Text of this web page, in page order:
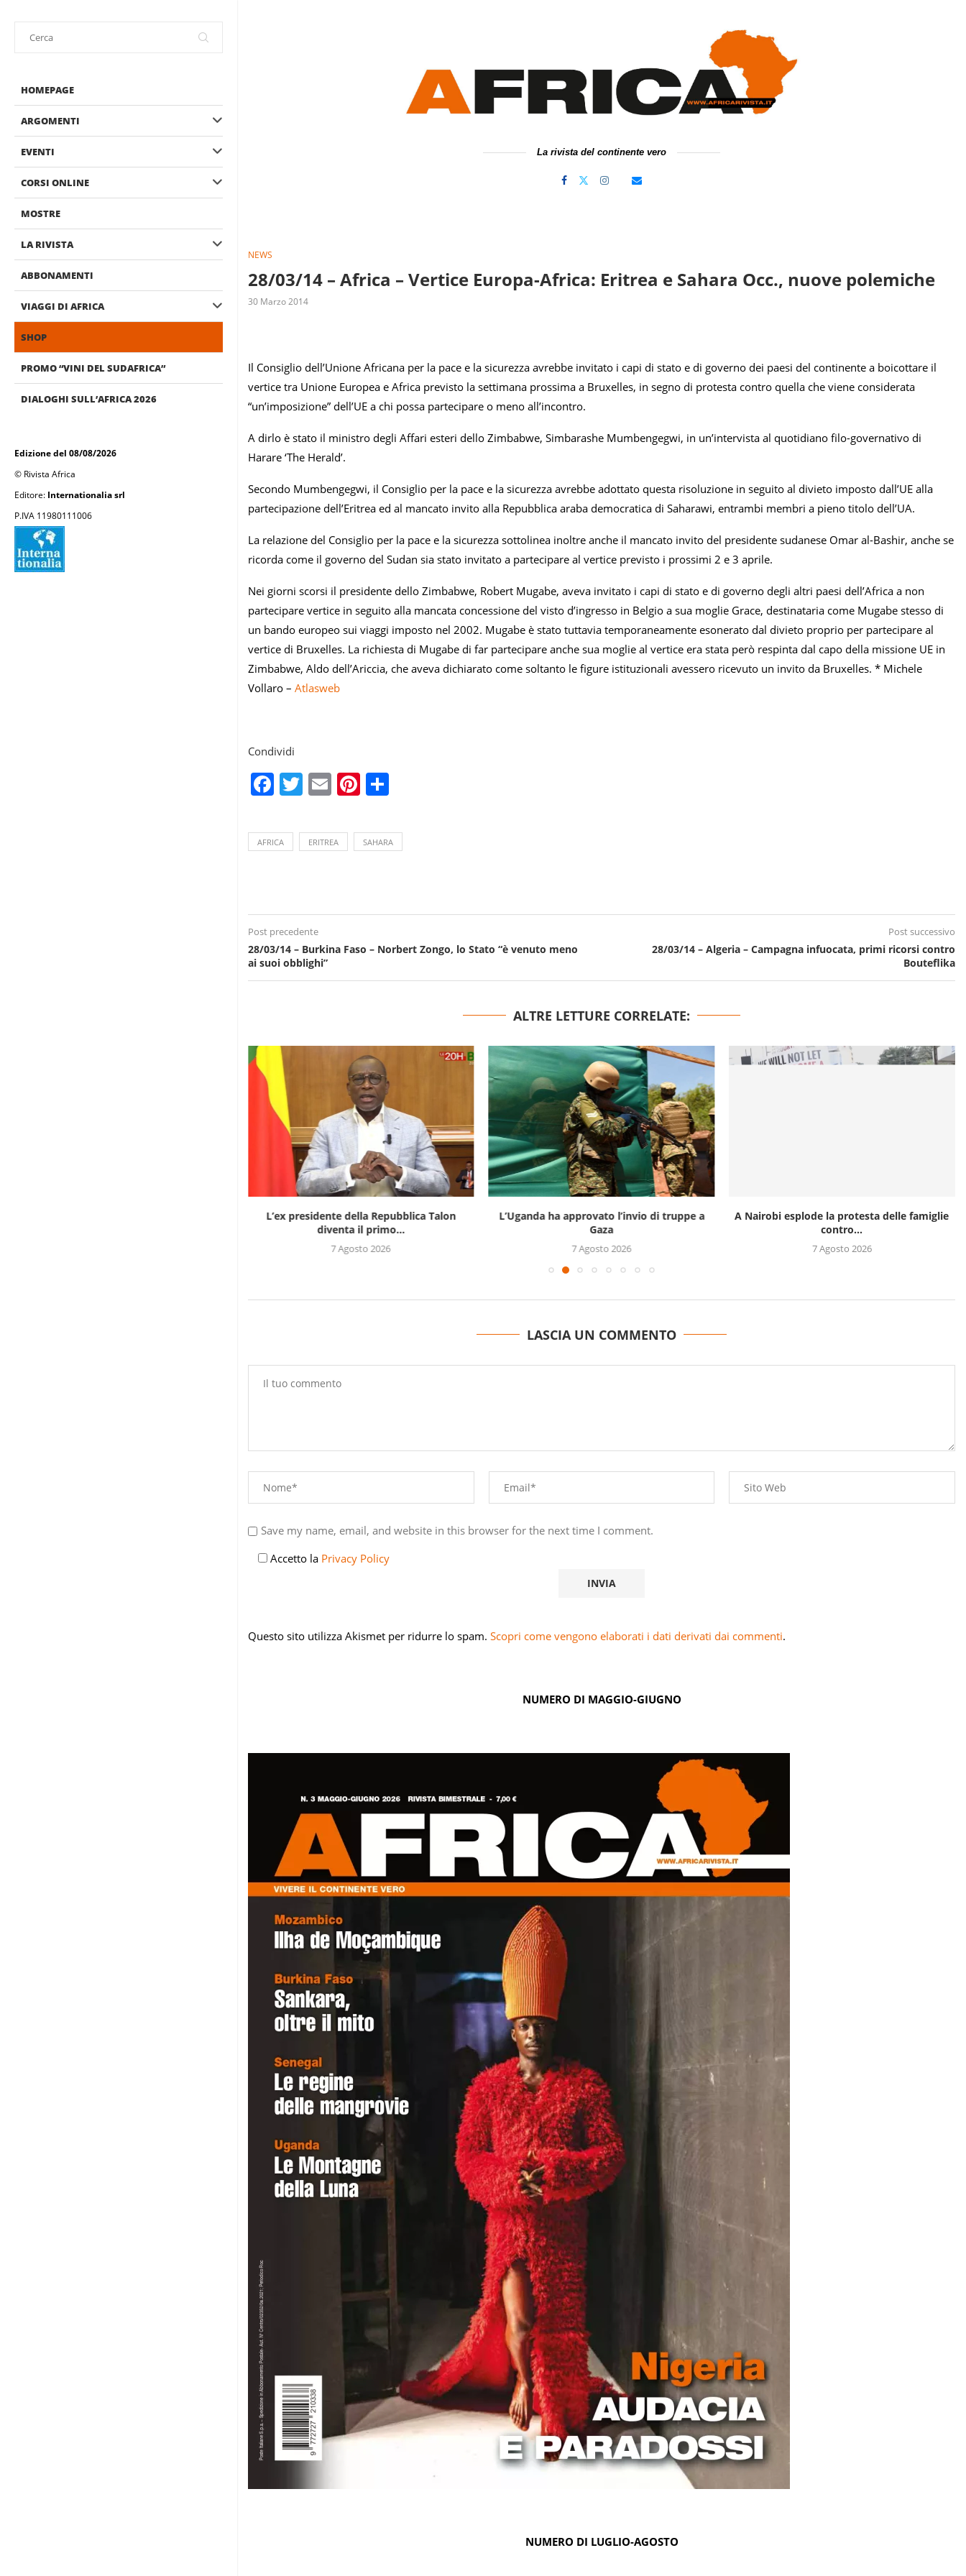
HOMEPAGE
ARGOMENTI
EVENTI
CORSI ONLINE
MOSTRE
LA RIVISTA
ABBONAMENTI
VIAGGI DI AFRICA
SHOP
PROMO “VINI DEL SUDAFRICA”
DIALOGHI SULL’AFRICA 2026
Edizione del 08/08/2026
© Rivista Africa
Editore: Internationalia srl
P.IVA 11980111006
La rivista del continente vero
NEWS
28/03/14 – Africa – Vertice Europa-Africa: Eritrea e Sahara Occ., nuove polemiche
30 Marzo 2014
Il Consiglio dell’Unione Africana per la pace e la sicurezza avrebbe invitato i capi di stato e di governo dei paesi del continente a boicottare il
vertice tra Unione Europea e Africa previsto la settimana prossima a Bruxelles, in segno di protesta contro quella che viene considerata
“un’imposizione” dell’UE a chi possa partecipare o meno all’incontro.
A dirlo è stato il ministro degli Affari esteri dello Zimbabwe, Simbarashe Mumbengegwi, in un’intervista al quotidiano filo-governativo di
Harare ‘The Herald’.
Secondo Mumbengegwi, il Consiglio per la pace e la sicurezza avrebbe adottato questa risoluzione in seguito al divieto imposto dall’UE alla
partecipazione dell’Eritrea ed al mancato invito alla Repubblica araba democratica di Saharawi, entrambi membri a pieno titolo dell’UA.
La relazione del Consiglio per la pace e la sicurezza sottolinea inoltre anche il mancato invito del presidente sudanese Omar al-Bashir, anche se
ricorda come il governo del Sudan sia stato invitato a partecipare al vertice previsto i prossimi 2 e 3 aprile.
Nei giorni scorsi il presidente dello Zimbabwe, Robert Mugabe, aveva invitato i capi di stato e di governo degli altri paesi dell’Africa a non
partecipare vertice in seguito alla mancata concessione del visto d’ingresso in Belgio a sua moglie Grace, destinataria come Mugabe stesso di
un bando europeo sui viaggi imposto nel 2002. Mugabe è stato tuttavia temporaneamente esonerato dal divieto proprio per partecipare al
vertice di Bruxelles. La richiesta di Mugabe di far partecipare anche sua moglie al vertice era stata però respinta dal capo della missione UE in
Zimbabwe, Aldo dell’Ariccia, che aveva dichiarato come soltanto le figure istituzionali avessero ricevuto un invito da Bruxelles. * Michele
Vollaro – Atlasweb
Condividi
Facebook
Twitter
EmailPinterest
AFRICA ERITREA SAHARA
Post precedente
28/03/14 – Burkina Faso – Norbert Zongo, lo Stato “è venuto meno
ai suoi obblighi”
Post successivo
28/03/14 – Algeria – Campagna infuocata, primi ricorsi contro
Bouteflika
ALTRE LETTURE CORRELATE:
L’ex presidente della Repubblica Talon
diventa il primo...
7 Agosto 2026
L’Uganda ha approvato l’invio di truppe a
Gaza
7 Agosto 2026
A Nairobi esplode la protesta delle famiglie
contro...
7 Agosto 2026
LASCIA UN COMMENTO
Save my name, email, and website in this browser for the next time I comment.
Accetto la Privacy Policy
Questo sito utilizza Akismet per ridurre lo spam. Scopri come vengono elaborati i dati derivati dai commenti.
NUMERO DI MAGGIO-GIUGNO
NUMERO DI LUGLIO-AGOSTO